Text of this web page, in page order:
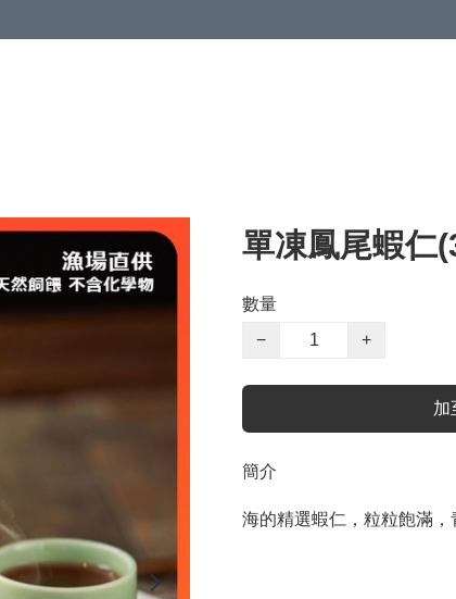
單凍鳳尾蝦仁
數量
−
+
加
簡介
海的精選蝦仁，粒粒飽滿，